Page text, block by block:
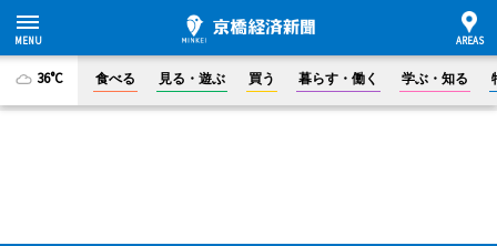
36°C 食べる 見る・遊ぶ 買う 暮らす・働く 学ぶ・知る